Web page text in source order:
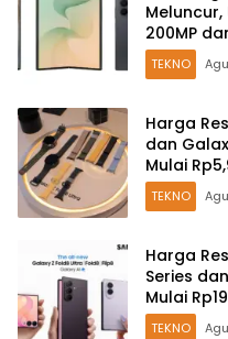
Meluncur,
200MP
TEKNO
Harga
dan
Mulai
TEKNO
Harga
Series
Mulai
TEKNO